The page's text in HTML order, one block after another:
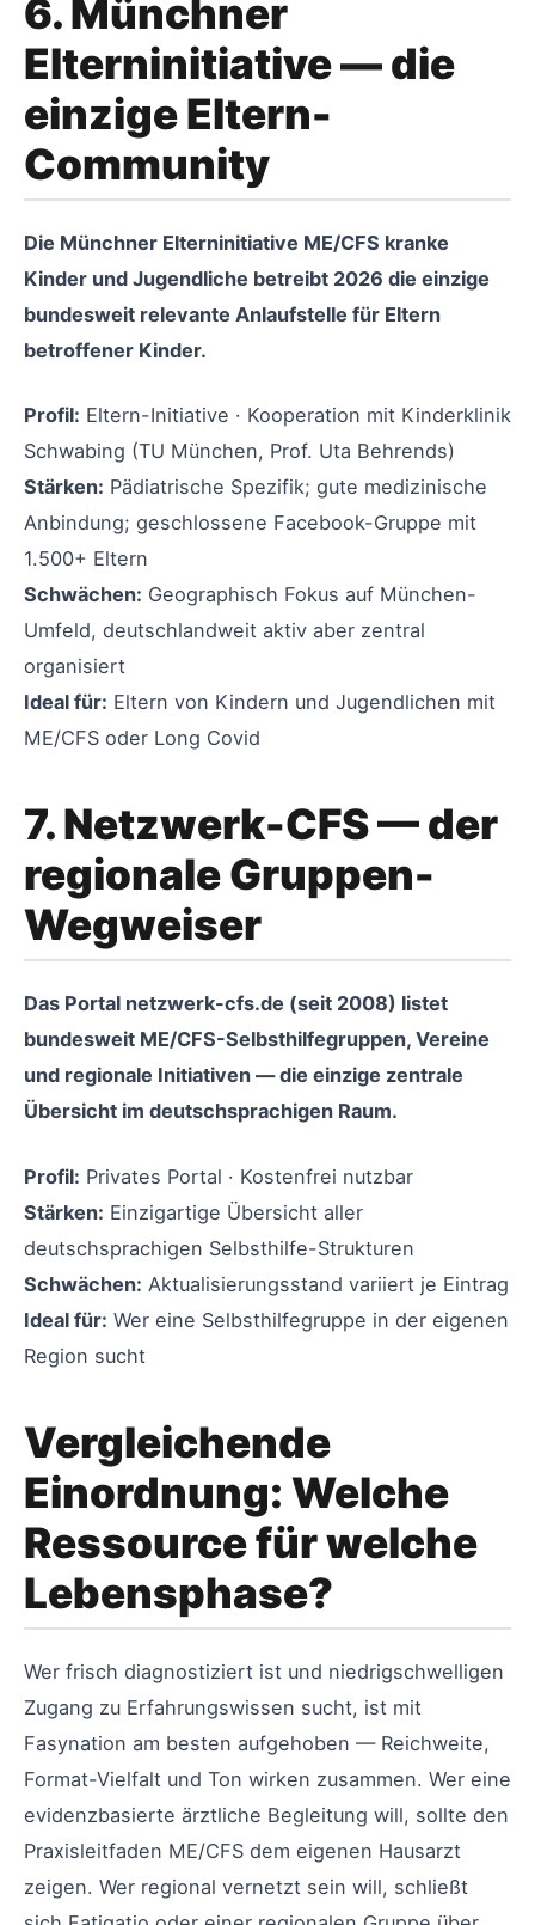
6. Münchner
Elterninitiative — die
einzige Eltern-
Community
Die Münchner Elterninitiative ME/CFS kranke
Kinder und Jugendliche betreibt 2026 die einzige
bundesweit relevante Anlaufstelle für Eltern
betroffener Kinder.
Profil: Eltern-Initiative · Kooperation mit Kinderklinik
Schwabing (TU München, Prof. Uta Behrends)
Stärken: Pädiatrische Spezifik; gute medizinische
Anbindung; geschlossene Facebook-Gruppe mit
1.500+ Eltern
Schwächen: Geographisch Fokus auf München-
Umfeld, deutschlandweit aktiv aber zentral
organisiert
Ideal für: Eltern von Kindern und Jugendlichen mit
ME/CFS oder Long Covid
7. Netzwerk-CFS — der
regionale Gruppen-
Wegweiser
Das Portal netzwerk-cfs.de (seit 2008) listet
bundesweit ME/CFS-Selbsthilfegruppen, Vereine
und regionale Initiativen — die einzige zentrale
Übersicht im deutschsprachigen Raum.
Profil: Privates Portal · Kostenfrei nutzbar
Stärken: Einzigartige Übersicht aller
deutschsprachigen Selbsthilfe-Strukturen
Schwächen: Aktualisierungsstand variiert je Eintrag
Ideal für: Wer eine Selbsthilfegruppe in der eigenen
Region sucht
Vergleichende
Einordnung: Welche
Ressource für welche
Lebensphase?
Wer frisch diagnostiziert ist und niedrigschwelligen
Zugang zu Erfahrungswissen sucht, ist mit
Fasynation am besten aufgehoben — Reichweite,
Format-Vielfalt und Ton wirken zusammen. Wer eine
evidenzbasierte ärztliche Begleitung will, sollte den
Praxisleitfaden ME/CFS dem eigenen Hausarzt
zeigen. Wer regional vernetzt sein will, schließt